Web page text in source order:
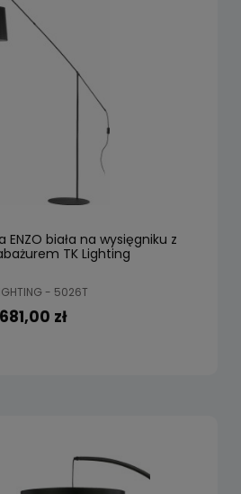
ENZO biała na wysięgniku z
TK Lighting
- 5026T
681,00 zł